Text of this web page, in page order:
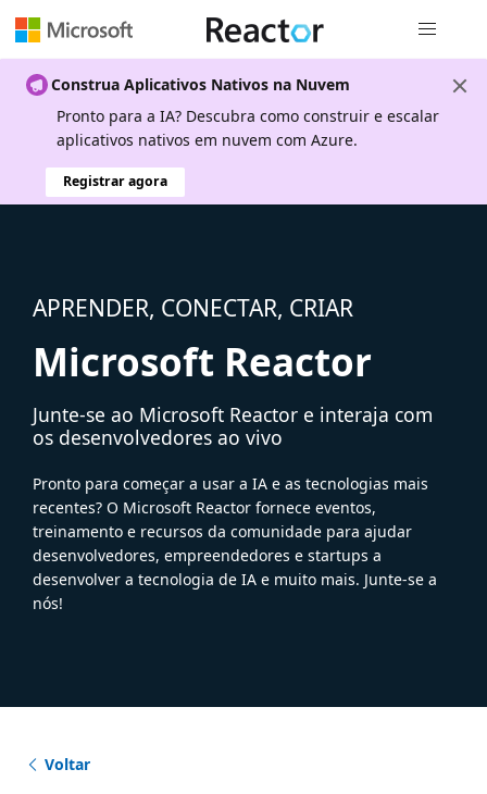
Construa Aplicativos Nativos na Nuvem
Pronto para a IA? Descubra como construir e escalar
aplicativos nativos em nuvem com Azure.
Registrar agora
APRENDER, CONECTAR, CRIAR
Microsoft Reactor
Junte-se ao Microsoft Reactor e interaja com
os desenvolvedores ao vivo
Pronto para começar a usar a IA e as tecnologias mais
recentes? O Microsoft Reactor fornece eventos,
treinamento e recursos da comunidade para ajudar
desenvolvedores, empreendedores e startups a
desenvolver a tecnologia de IA e muito mais. Junte-se a
nós!
Voltar